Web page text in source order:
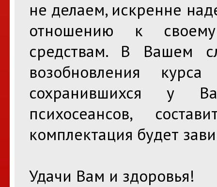
не делаем, искренне
отношению к
средствам. В Вашем
возобновления
сохранившихся у
психосеансов,
комплектация будет
Удачи Вам и здоровья!